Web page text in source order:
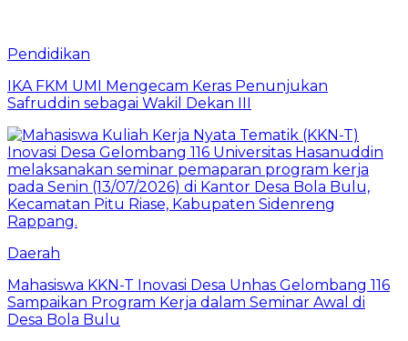
Pendidikan
IKA FKM UMI Mengecam Keras Penunjukan
Safruddin sebagai Wakil Dekan III
Daerah
Mahasiswa KKN-T Inovasi Desa Unhas Gelombang 116
Sampaikan Program Kerja dalam Seminar Awal di
Desa Bola Bulu